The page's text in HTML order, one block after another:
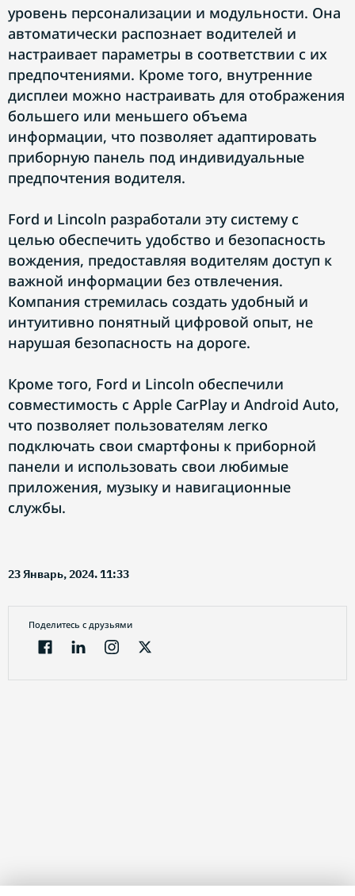
уровень персонализации и модульности. Она
автоматически распознает водителей и
настраивает параметры в соответствии с их
предпочтениями. Кроме того, внутренние
дисплеи можно настраивать для отображения
большего или меньшего объема
информации, что позволяет адаптировать
приборную панель под индивидуальные
предпочтения водителя.
Ford и Lincoln разработали эту систему с
целью обеспечить удобство и безопасность
вождения, предоставляя водителям доступ к
важной информации без отвлечения.
Компания стремилась создать удобный и
интуитивно понятный цифровой опыт, не
нарушая безопасность на дороге.
Кроме того, Ford и Lincoln обеспечили
совместимость с Apple CarPlay и Android Auto,
что позволяет пользователям легко
подключать свои смартфоны к приборной
панели и использовать свои любимые
приложения, музыку и навигационные
службы.
23 Январь, 2024. 11:33
Поделитесь с друзьями